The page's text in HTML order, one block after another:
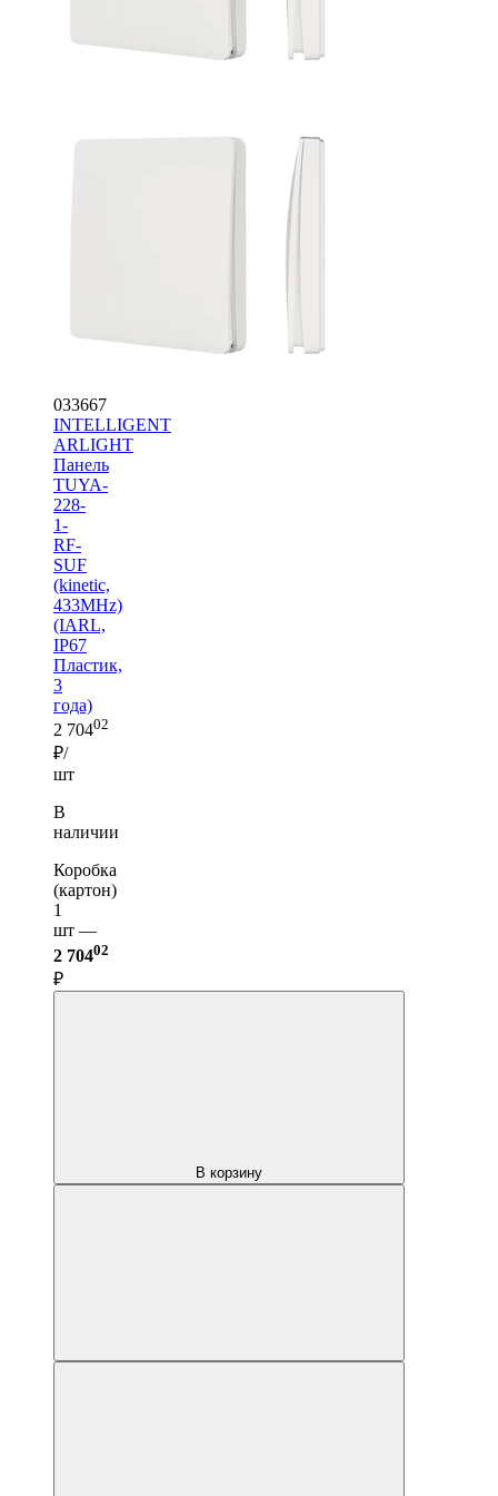
033667
INTELLIGENT
ARLIGHT
Панель
TUYA-
228-
1-
RF-
SUF
(kinetic,
433MHz)
(IARL,
IP67
Пластик,
3
года)
2 70402
₽/
шт
В
наличии
Коробка
(картон)
1
шт —
2 70402
₽
В корзину